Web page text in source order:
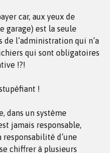
car, aux yeux de
garage) est la seule
de l’administration qui n’a
qui sont obligatoires
!?!
!
dans un système
jamais responsable,
responsabilité d’une
chiffrer à plusieurs